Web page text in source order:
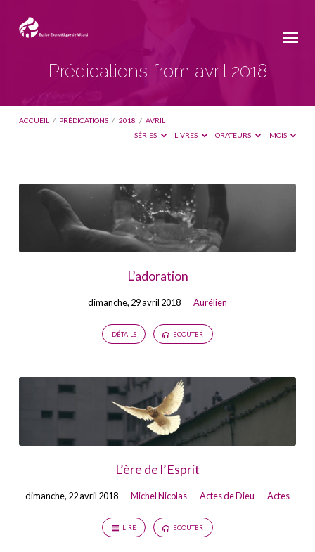
Prédications from avril 2018
ACCUEIL / PRÉDICATIONS / 2018 / AVRIL
SÉRIES
LIVRES ORATEURS MOIS
Prédications
2018
L’adoration
dimanche, 29 avril 2018 Aurélien
DÉTAILS ECOUTER
L’ère de l’Esprit
dimanche, 22 avril 2018 Michel Nicolas Actes de Dieu Actes
LIRE ECOUTER